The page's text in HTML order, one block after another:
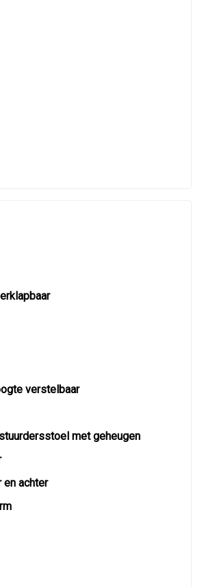
verstelbaar
met geheugen
en achter